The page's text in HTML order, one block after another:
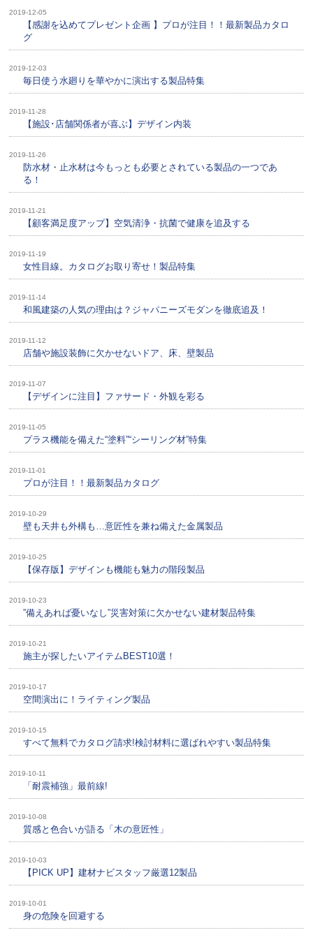
2019-12-05
【感謝を込めてプレゼント企画 】プロが注目！！最新製品カタロ
グ
2019-12-03
毎日使う水廻りを華やかに演出する製品特集
2019-11-28
【施設･店舗関係者が喜ぶ】デザイン内装
2019-11-26
防水材・止水材は今もっとも必要とされている製品の一つであ
る！
2019-11-21
【顧客満足度アップ】空気清浄・抗菌で健康を追及する
2019-11-19
女性目線。カタログお取り寄せ！製品特集
2019-11-14
和風建築の人気の理由は？ジャパニーズモダンを徹底追及！
2019-11-12
店舗や施設装飾に欠かせないドア、床、壁製品
2019-11-07
【デザインに注目】ファサード・外観を彩る
2019-11-05
プラス機能を備えた“塗料”“シーリング材”特集
2019-11-01
プロが注目！！最新製品カタログ
2019-10-29
壁も天井も外構も…意匠性を兼ね備えた金属製品
2019-10-25
【保存版】デザインも機能も魅力の階段製品
2019-10-23
”備えあれば憂いなし”災害対策に欠かせない建材製品特集
2019-10-21
施主が探したいアイテムBEST10選！
2019-10-17
空間演出に！ライティング製品
2019-10-15
すべて無料でカタログ請求!検討材料に選ばれやすい製品特集
2019-10-11
「耐震補強」最前線!
2019-10-08
質感と色合いが語る「木の意匠性」
2019-10-03
【PICK UP】建材ナビスタッフ厳選12製品
2019-10-01
身の危険を回避する